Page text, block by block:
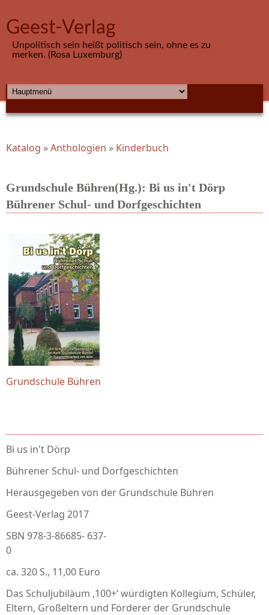
Geest-Verlag
Unpolitisch sein heißt politisch sein, ohne es zu
merken. (Rosa Luxemburg)
HAUPTMENÜ
Sie sind hier
Katalog »Anthologien » Kinderbuch
Grundschule Bühren(Hg.): Bi us in't Dörp
Bührener Schul- und Dorfgeschichten
Grundschule Bühren
Bi us in't Dörp
Bührener Schul- und Dorfgeschichten
Herausgegeben von der Grundschule Bühren
Geest-Verlag 2017
SBN 978-3-86685- 637-
0
ca. 320 S., 11,00 Euro
Das Schuljubiläum ‚100+‘ würdigten Kollegium, Schüler,
Eltern, Großeltern und Förderer der Grundschule